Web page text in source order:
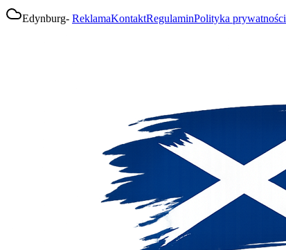
Edynburg- ReklamaKontaktRegulaminPolityka prywatności